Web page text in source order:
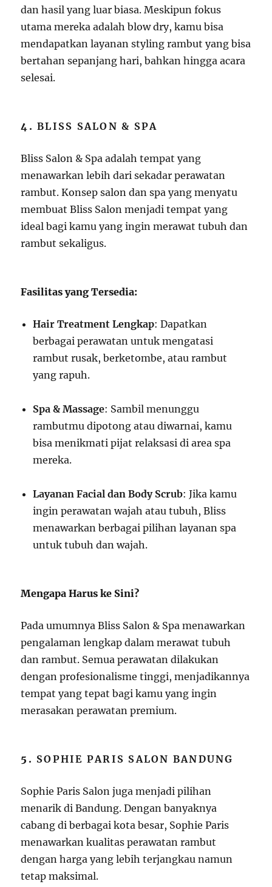
dan hasil yang luar biasa. Meskipun fokus
utama mereka adalah blow dry, kamu bisa
mendapatkan layanan styling rambut yang bisa
bertahan sepanjang hari, bahkan hingga acara
selesai.
4.BLISS SALON & SPA
Bliss Salon & Spa adalah tempat yang
menawarkan lebih dari sekadar perawatan
rambut. Konsep salon dan spa yang menyatu
membuat Bliss Salon menjadi tempat yang
ideal bagi kamu yang ingin merawat tubuh dan
rambut sekaligus.
Fasilitas yang Tersedia:
Hair Treatment Lengkap: Dapatkan
berbagai perawatan untuk mengatasi
rambut rusak, berketombe, atau rambut
yang rapuh.
Spa & Massage: Sambil menunggu
rambutmu dipotong atau diwarnai, kamu
bisa menikmati pijat relaksasi di area spa
mereka.
Layanan Facial dan Body Scrub: Jika kamu
ingin perawatan wajah atau tubuh, Bliss
menawarkan berbagai pilihan layanan spa
untuk tubuh dan wajah.
Mengapa Harus ke Sini?
Pada umumnya Bliss Salon & Spa menawarkan
pengalaman lengkap dalam merawat tubuh
dan rambut. Semua perawatan dilakukan
dengan profesionalisme tinggi, menjadikannya
tempat yang tepat bagi kamu yang ingin
merasakan perawatan premium.
5. SOPHIE PARIS SALON BANDUNG
Sophie Paris Salon juga menjadi pilihan
menarik di Bandung. Dengan banyaknya
cabang di berbagai kota besar, Sophie Paris
menawarkan kualitas perawatan rambut
dengan harga yang lebih terjangkau namun
tetap maksimal.